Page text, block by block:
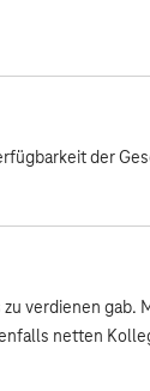
der
verdienen gab.
netten